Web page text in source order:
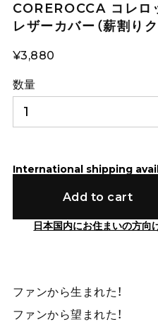
COREROCCA コレロ
レザーカバー（薪割り
¥3,880
数量
International shipping
Add to cart
日本国内にお住まいの方向
ファンから生まれた！
ファンから望まれた！